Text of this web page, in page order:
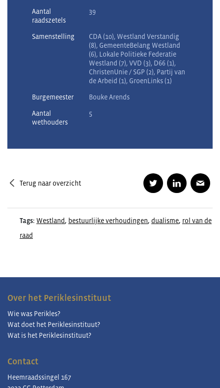
Aantal
raadszetels
39
Samenstelling
CDA (10), Westland Verstandig
(8), GemeenteBelang Westland
(6), Lokale Politieke Federatie
Westland (7), VVD (3), D66 (1),
ChristenUnie / SGP (2), Partij van
de Arbeid (1), GroenLinks (1)
Burgemeester Bouke Arends
Aantal
wethouders
5
Terug naar overzicht
Tags: Westland, bestuurlijke verhoudingen, dualisme, rol van de
raad
Over het Periklesinstituut
Wie was Perikles?
Wat doet het Periklesinstituut?
Wat is het Periklesinstituut?
Contact
Heemraadssingel 167